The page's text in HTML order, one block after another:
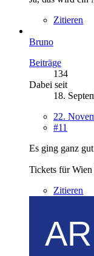
Zitieren
Bruno
Beiträge
134
Dabei seit
18.
22.
#11
Es ging ganz
Tickets für
Zitieren